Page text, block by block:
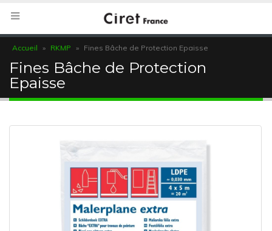
Accueil » RKMP » Fines Bâche de Protection Epaisse
Fines Bâche de Protection
Epaisse